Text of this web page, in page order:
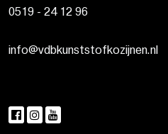
0519 - 24 12 96
info@vdbkunststofkozijnen.nl